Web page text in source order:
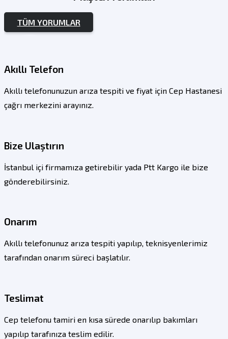
TÜM YORUMLAR
01
Akıllı Telefon
Akıllı telefonunuzun arıza tespiti ve fiyat için Cep Hastanesi
çağrı merkezini arayınız.
02
Bize Ulaştırın
İstanbul içi firmamıza getirebilir yada Ptt Kargo ile bize
gönderebilirsiniz.
03
Onarım
Akıllı telefonunuz arıza tespiti yapılıp, teknisyenlerimiz
tarafından onarım süreci başlatılır.
04
Teslimat
Cep telefonu tamiri en kısa sürede onarılıp bakımları
yapılıp tarafınıza teslim edilir.